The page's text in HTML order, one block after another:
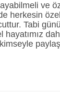
ve
herkesin
Tabi
hayatımız